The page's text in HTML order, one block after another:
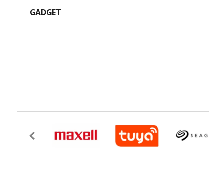
GADGET